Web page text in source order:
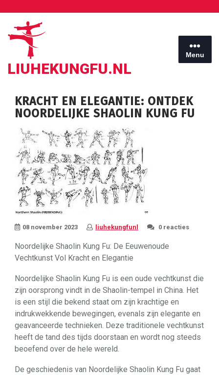
inhoud
LIUHEKUNGFU.NL
Menu
KRACHT EN ELEGANTIE: ONTDEK
NOORDELIJKE SHAOLIN KUNG FU
08 november 2023 liuhekungfunl 0 reacties
Noordelijke Shaolin Kung Fu: De Eeuwenoude
Vechtkunst Vol Kracht en Elegantie
Noordelijke Shaolin Kung Fu is een oude vechtkunst die
zijn oorsprong vindt in de Shaolin-tempel in China. Het
is een stijl die bekend staat om zijn krachtige en
indrukwekkende bewegingen, evenals zijn elegante en
geavanceerde technieken. Deze traditionele vechtkunst
heeft de tand des tijds doorstaan en wordt nog steeds
beoefend over de hele wereld.
De geschiedenis van Noordelijke Shaolin Kung Fu gaat